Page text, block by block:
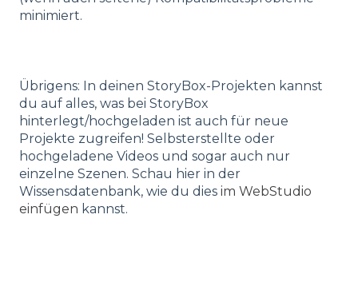
minimiert.
Übrigens: In deinen StoryBox-Projekten kannst
du auf alles, was bei StoryBox
hinterlegt/hochgeladen ist auch für neue
Projekte zugreifen! Selbsterstellte oder
hochgeladene Videos und sogar auch nur
einzelne Szenen. Schau hier in der
Wissensdatenbank, wie du dies im WebStudio
einfügen kannst.